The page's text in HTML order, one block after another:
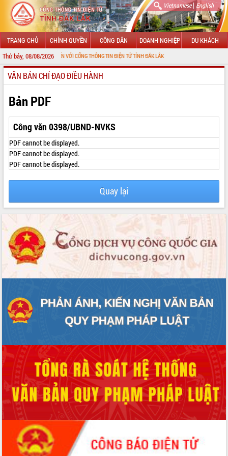
Vietnamese| English
TRANG CHỦ CHÍNH QUYỀN CÔNG DÂN DOANH NGHIỆP DU KHÁCH
Thứ bảy, 08/08/2026
CHÀO MỪNG ĐẾN VỚI CỔNG THÔNG TIN ĐIỆN TỬ TỈNH ĐẮK LẮK
GIỚI THIỆU
LÃNH ĐẠO UBND TỈNH
TIN TỨC SỰ KIỆN
SỞ, BAN, NGÀNH
UBND CÁC XÃ, PHƯỜNG
THÔNG TIN CHỈ ĐẠO ĐIỀU HÀNH
HỆ THỐNG VĂN BẢN
ĐIỂM TIN VĂN BẢN
QUY HOẠCH - KẾ HOẠCH
VĂN BẢN CHỈ ĐẠO ĐIỀU HÀNH
Bản PDF
Công văn 0398/UBND-NVKS
PDF cannot be displayed.
PDF cannot be displayed.
PDF cannot be displayed.
Quay lại